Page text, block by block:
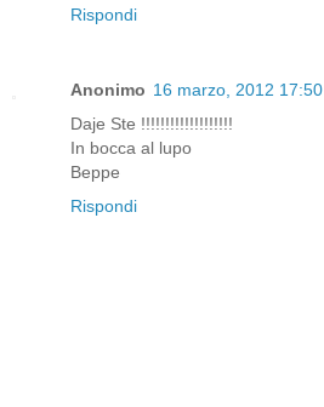
Rispondi
Anonimo 16 marzo, 2012 17:50
Daje Ste !!!!!!!!!!!!!!!!!!!
In bocca al lupo
Beppe
Rispondi